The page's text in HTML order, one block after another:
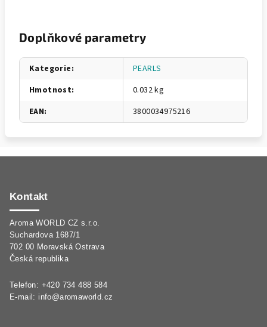
Doplňkové parametry
Kategorie:
PEARLS
Hmotnost:
0.032 kg
EAN: 3800034975216
Kontakt
Aroma WORLD CZ s.r.o.
Suchardova 1687/1
702 00 Moravská Ostrava
Česká republika
Telefon: +420 734 488 584
E-mail: info@aromaworld.cz